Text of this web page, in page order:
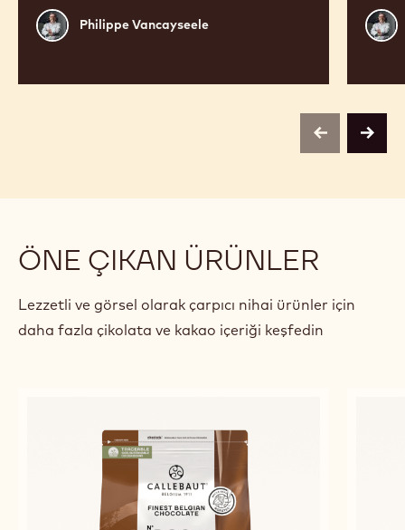
Philippe
Vancayseele
Philippe Vancayseele
previousnext
ÖNE ÇIKAN ÜRÜNLER
Lezzetli ve görsel olarak çarpıcı nihai ürünler için
daha fazla çikolata ve kakao içeriği keşfedin